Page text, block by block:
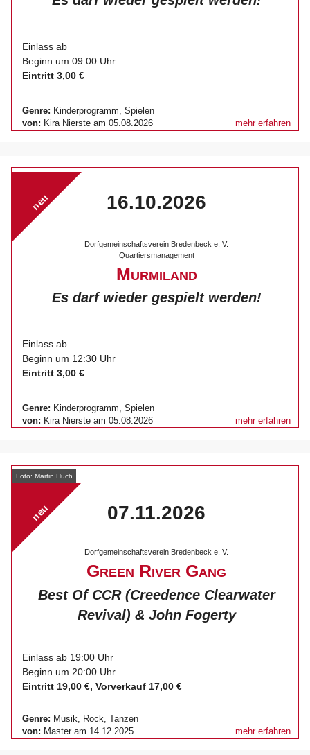
Einlass ab
Beginn um 09:00 Uhr
Eintritt 3,00 €
Genre: Kinderprogramm, Spielen
von: Kira Nierste am 05.08.2026 mehr erfahren
neu 16.10.2026
Dorfgemeinschaftsverein Bredenbeck e. V.
Quartiersmanagement
Murmiland
Es darf wieder gespielt werden!
Einlass ab
Beginn um 12:30 Uhr
Eintritt 3,00 €
Genre: Kinderprogramm, Spielen
von: Kira Nierste am 05.08.2026 mehr erfahren
Foto: Martin Huch
neu 07.11.2026
Dorfgemeinschaftsverein Bredenbeck e. V.
Green River Gang
Best Of CCR (Creedence Clearwater
Revival) & John Fogerty
Einlass ab 19:00 Uhr
Beginn um 20:00 Uhr
Eintritt 19,00 €, Vorverkauf 17,00 €
Genre: Musik, Rock, Tanzen
von: Master am 14.12.2025 mehr erfahren